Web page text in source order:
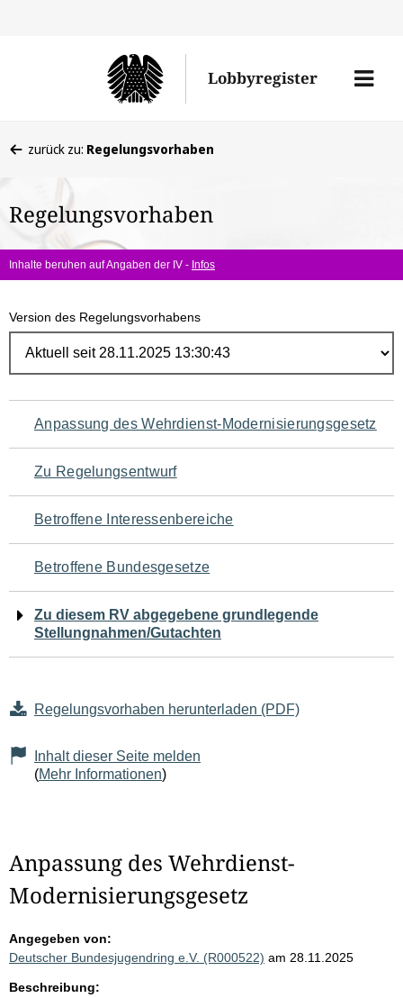
Lobbyregister
Menü
befinden
hier:
zurück zu: Regelungsvorhaben
Regelungsvorhaben
Inhalte beruhen auf Angaben der IV - Infos
Version des Regelungsvorhabens
Navigation
für
den
Seiteninhalt
Anpassung des Wehrdienst-Modernisierungsgesetz
Zu Regelungsentwurf
Betroffene Interessenbereiche
Betroffene Bundesgesetze
Zu diesem RV abgegebene grundlegende
Stellungnahmen/Gutachten
Regelungsvorhaben herunterladen (PDF)
Inhalt dieser Seite melden
(Mehr Informationen)
Anpassung des Wehrdienst-
Modernisierungsgesetz
Angegeben von:
Deutscher Bundesjugendring e.V. (R000522) am 28.11.2025
Beschreibung: